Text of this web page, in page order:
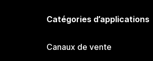
Catégories d’applications
Canaux de vente